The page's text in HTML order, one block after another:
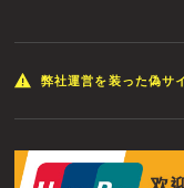
弊社運営を装った偽サ